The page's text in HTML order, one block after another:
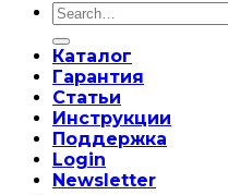
Search
for:
Каталог
Гарантия
Статьи
Инструкции
Поддержка
Login
Newsletter